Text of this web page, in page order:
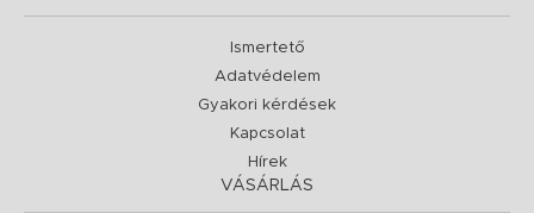
Ismertető
Adatvédelem
Gyakori kérdések
Kapcsolat
Hírek
VÁSÁRLÁS